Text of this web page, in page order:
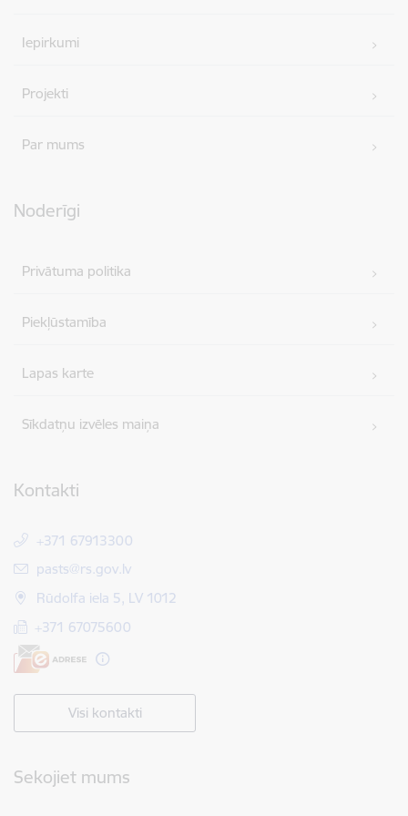
Iepirkumi
Projekti
Par mums
Noderīgi
Privātuma politika
Piekļūstamība
Lapas karte
Sīkdatņu izvēles maiņa
Kontakti
+371 67913300
E-pasts:
pasts@rs.gov.lv
Rūdolfa iela 5, LV 1012
+371 67075600
Visi kontakti
Sekojiet mums